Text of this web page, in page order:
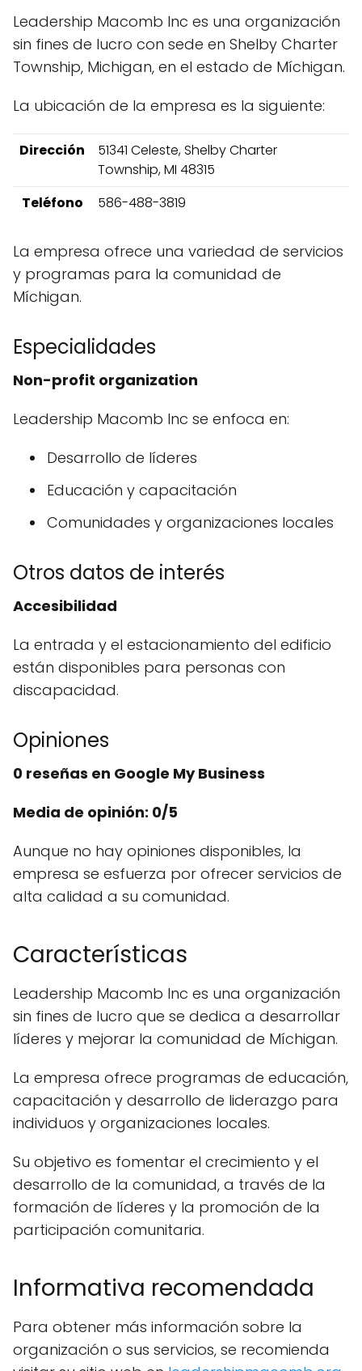
Leadership Macomb Inc es una organización
sin fines de lucro con sede en Shelby Charter
Township, Michigan, en el estado de Míchigan.
La ubicación de la empresa es la siguiente:
Dirección
51341 Celeste, Shelby Charter
Township, MI 48315
Teléfono
586-488-3819
La empresa ofrece una variedad de servicios
y programas para la comunidad de
Míchigan.
Especialidades
Non-profit organization
Leadership Macomb Inc se enfoca en:
Desarrollo de líderes
Educación y capacitación
Comunidades y organizaciones locales
Otros datos de interés
Accesibilidad
La entrada y el estacionamiento del edificio
están disponibles para personas con
discapacidad.
Opiniones
0 reseñas en Google My Business
Media de opinión: 0/5
Aunque no hay opiniones disponibles, la
empresa se esfuerza por ofrecer servicios de
alta calidad a su comunidad.
Características
Leadership Macomb Inc es una organización
sin fines de lucro que se dedica a desarrollar
líderes y mejorar la comunidad de Míchigan.
La empresa ofrece programas de educación,
capacitación y desarrollo de liderazgo para
individuos y organizaciones locales.
Su objetivo es fomentar el crecimiento y el
desarrollo de la comunidad, a través de la
formación de líderes y la promoción de la
participación comunitaria.
Informativa recomendada
Para obtener más información sobre la
organización o sus servicios, se recomienda